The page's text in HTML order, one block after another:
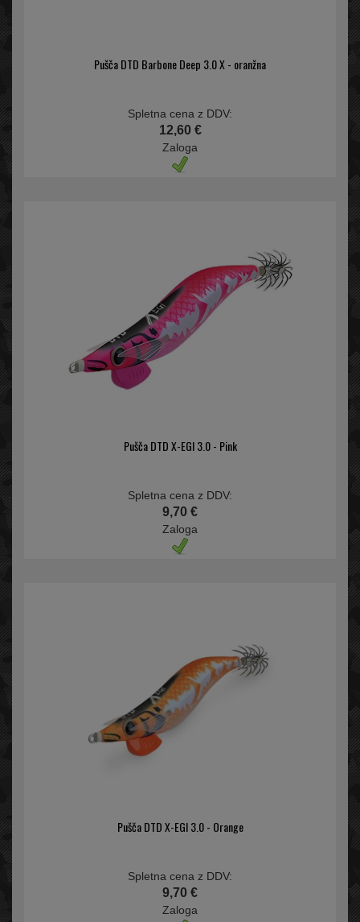
Pušča DTD Barbone Deep 3.0 X - oranžna
Spletna cena z DDV:
12,60 €
Zaloga
Pušča DTD X-EGI 3.0 - Pink
Spletna cena z DDV:
9,70 €
Zaloga
Pušča DTD X-EGI 3.0 - Orange
Spletna cena z DDV:
9,70 €
Zaloga